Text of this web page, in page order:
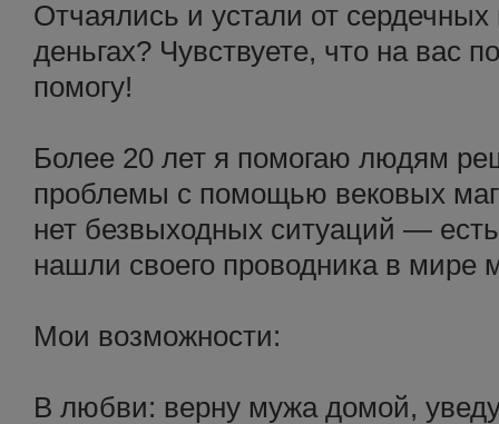
Отчаялись и устали от
деньгах? Чувствуете, что на вас
помогу!
Более 20 лет я помогаю людям
проблемы с помощью вековых
нет безвыходных ситуаций —
нашли своего проводника в мире
Мои возможности:
В любви: верну мужа домой,